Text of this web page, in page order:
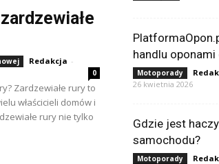
Redakcja -
0
Zardzewiałe rury to
właścicieli domów i
rury nie tylko
handlu
Motoporady
26 kwietnia 2026
Gdzie jest
samochodu?
Motoporady